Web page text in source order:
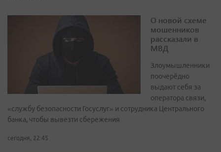
О новой схеме
мошенников
рассказали в
МВД
Злоумышленники
поочерёдно
выдают себя за
оператора связи,
«службу безопасности Госуслуг» и сотрудника Центрального
банка, чтобы вывезти сбережения
сегодня, 22:45